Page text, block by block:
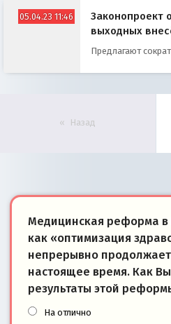
05.04.23 11:46
Законопроект
выходных
Предлагают
Назад
Медицинская реформа в
как «оптимизация
непрерывно
настоящее время. Как
результаты этой
На отлично